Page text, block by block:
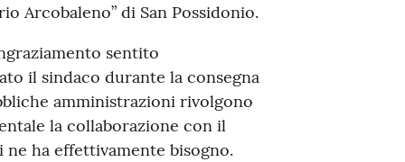
Arcobaleno” di San Possidonio.
sentito
il sindaco durante la consegna
amministrazioni rivolgono
la collaborazione con il
ha effettivamente bisogno.